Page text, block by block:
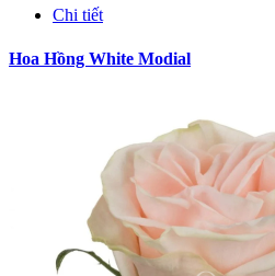
Chi tiết
Hoa Hồng White Modial